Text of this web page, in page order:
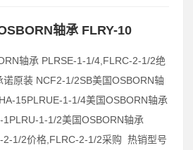
轴承 FLRY-10
轴承 PLRSE-1-1/4,FLRC-2-1/2绝
原装 NCF2-1/2SB美国OSBORN轴
15PLRUE-1-1/4美国OSBORN轴承
1-1/2美国OSBORN轴承
2-1/2价格,FLRC-2-1/2采购 热销型号